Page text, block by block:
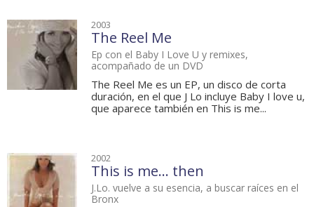
2003
The Reel Me
Ep con el Baby I Love U y remixes,
acompañado de un DVD
The Reel Me es un EP, un disco de corta
duración, en el que J Lo incluye Baby I love u,
que aparece también en This is me...
2002
This is me... then
J.Lo. vuelve a su esencia, a buscar raíces en el
Bronx